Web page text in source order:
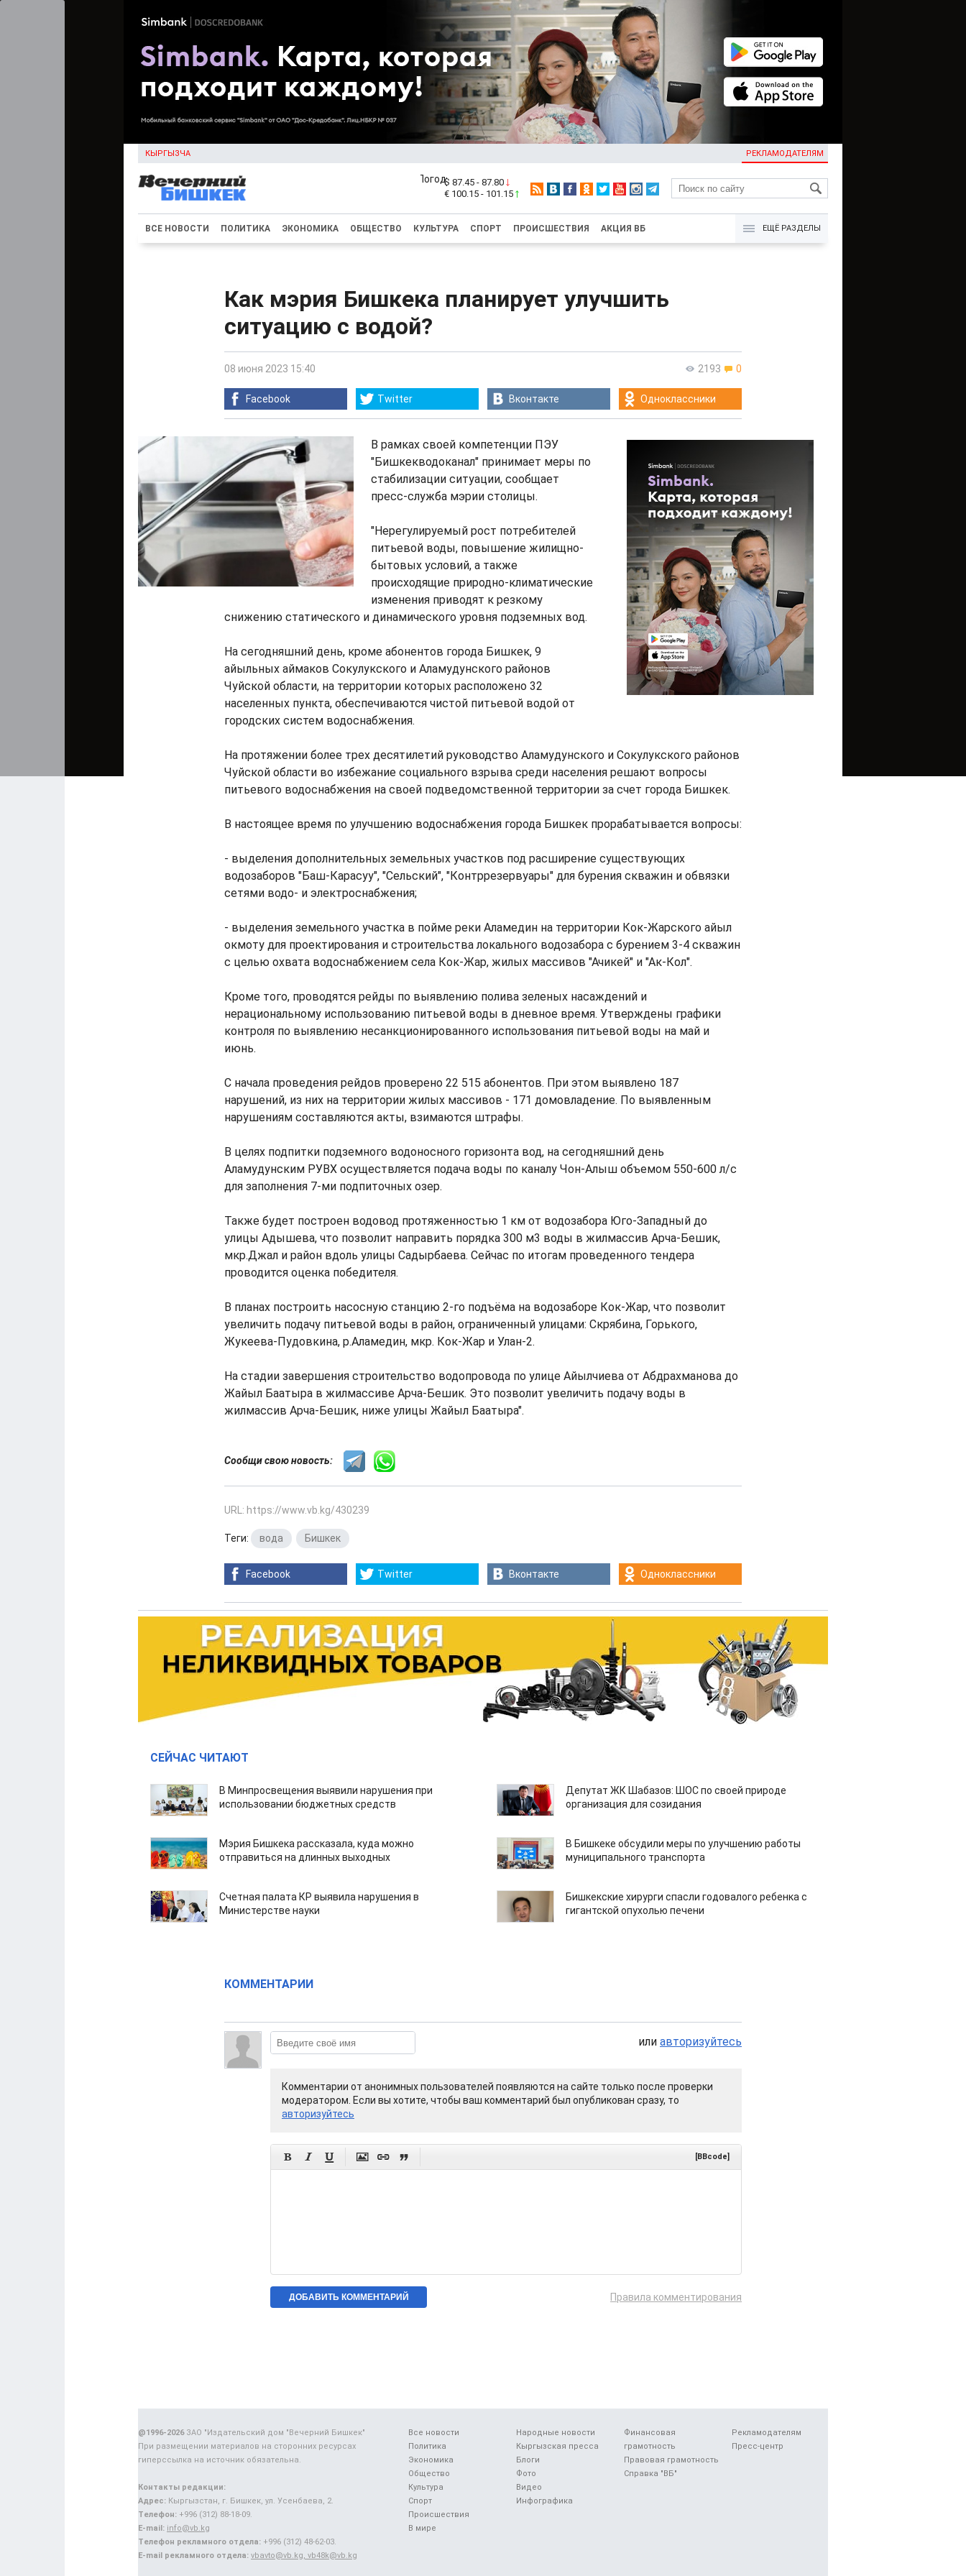
КЫРГЫЗЧА РЕКЛАМОДАТЕЛЯМ
KG
$ 87.45 - 87.80
€ 100.15 - 101.15
ВСЕ НОВОСТИ ПОЛИТИКА ЭКОНОМИКА ОБЩЕСТВО КУЛЬТУРА СПОРТ ПРОИСШЕСТВИЯ АКЦИЯ ВБ ЕЩЁ РАЗДЕЛЫ
Как мэрия Бишкека планирует улучшить
ситуацию с водой?
2193 0
08 июня 2023 15:40
Facebook Twitter Вконтакте Одноклассники
В рамках своей компетенции ПЭУ
"Бишкекводоканал" принимает меры по
стабилизации ситуации, сообщает
пресс-служба мэрии столицы.
"Нерегулируемый рост потребителей
питьевой воды, повышение жилищно-
бытовых условий, а также
происходящие природно-климатические
изменения приводят к резкому
снижению статического и динамического уровня подземных вод.
На сегодняшний день, кроме абонентов города Бишкек, 9
айыльных аймаков Сокулукского и Аламудунского районов
Чуйской области, на территории которых расположено 32
населенных пункта, обеспечиваются чистой питьевой водой от
городских систем водоснабжения.
На протяжении более трех десятилетий руководство Аламудунского и Сокулукского районов
Чуйской области во избежание социального взрыва среди населения решают вопросы
питьевого водоснабжения на своей подведомственной территории за счет города Бишкек.
В настоящее время по улучшению водоснабжения города Бишкек прорабатывается вопросы:
- выделения дополнительных земельных участков под расширение существующих
водозаборов "Баш-Карасуу", "Сельский", "Контррезервуары" для бурения скважин и обвязки
сетями водо- и электроснабжения;
- выделения земельного участка в пойме реки Аламедин на территории Кок-Жарского айыл
окмоту для проектирования и строительства локального водозабора с бурением 3-4 скважин
с целью охвата водоснабжением села Кок-Жар, жилых массивов "Ачикей" и "Ак-Кол".
Кроме того, проводятся рейды по выявлению полива зеленых насаждений и
нерациональному использованию питьевой воды в дневное время. Утверждены графики
контроля по выявлению несанкционированного использования питьевой воды на май и
июнь.
С начала проведения рейдов проверено 22 515 абонентов. При этом выявлено 187
нарушений, из них на территории жилых массивов - 171 домовладение. По выявленным
нарушениям составляются акты, взимаются штрафы.
В целях подпитки подземного водоносного горизонта вод, на сегодняшний день
Аламудунским РУВХ осуществляется подача воды по каналу Чон-Алыш объемом 550-600 л/с
для заполнения 7-ми подпиточных озер.
Также будет построен водовод протяженностью 1 км от водозабора Юго-Западный до
улицы Адышева, что позволит направить порядка 300 м3 воды в жилмассив Арча-Бешик,
мкр.Джал и район вдоль улицы Садырбаева. Сейчас по итогам проведенного тендера
проводится оценка победителя.
В планах построить насосную станцию 2-го подъёма на водозаборе Кок-Жар, что позволит
увеличить подачу питьевой воды в район, ограниченный улицами: Скрябина, Горького,
Жукеева-Пудовкина, р.Аламедин, мкр. Кок-Жар и Улан-2.
На стадии завершения строительство водопровода по улице Айылчиева от Абдрахманова до
Жайыл Баатыра в жилмассиве Арча-Бешик. Это позволит увеличить подачу воды в
жилмассив Арча-Бешик, ниже улицы Жайыл Баатыра".
Сообщи свою новость:
URL: https://www.vb.kg/430239
Теги: вода Бишкек
Facebook Twitter Вконтакте Одноклассники
СЕЙЧАС ЧИТАЮТ
В Минпросвещения выявили нарушения при
использовании бюджетных средств
Депутат ЖК Шабазов: ШОС по своей природе
организация для созидания
Мэрия Бишкека рассказала, куда можно
отправиться на длинных выходных
В Бишкеке обсудили меры по улучшению работы
муниципального транспорта
Счетная палата КР выявила нарушения в
Министерстве науки
Бишкекские хирурги спасли годовалого ребенка с
гигантской опухолью печени
КОММЕНТАРИИ
или авторизуйтесь
Комментарии от анонимных пользователей появляются на сайте только после проверки
модератором. Если вы хотите, чтобы ваш комментарий был опубликован сразу, то
авторизуйтесь
      [BBcode]
Правила комментирования
Все новости
Политика
Экономика
Общество
Культура
Спорт
Происшествия
В мире
Народные новости
Кыргызская пресса
Блоги
Фото
Видео
Инфографика
Финансовая
грамотность
Правовая грамотность
Справка "ВБ"
Рекламодателям
Пресс-центр
@1996-2026ЗАО "Издательский дом "Вечерний Бишкек"
При размещении материалов на сторонних ресурсах
гиперссылка на источник обязательна.
Контакты редакции:
Адрес: Кыргызстан, г. Бишкек, ул. Усенбаева, 2.
Телефон: +996 (312) 88-18-09.
E-mail: info@vb.kg
Телефон рекламного отдела: +996 (312) 48-62-03.
E-mail рекламного отдела: vbavto@vb.kg, vb48k@vb.kg